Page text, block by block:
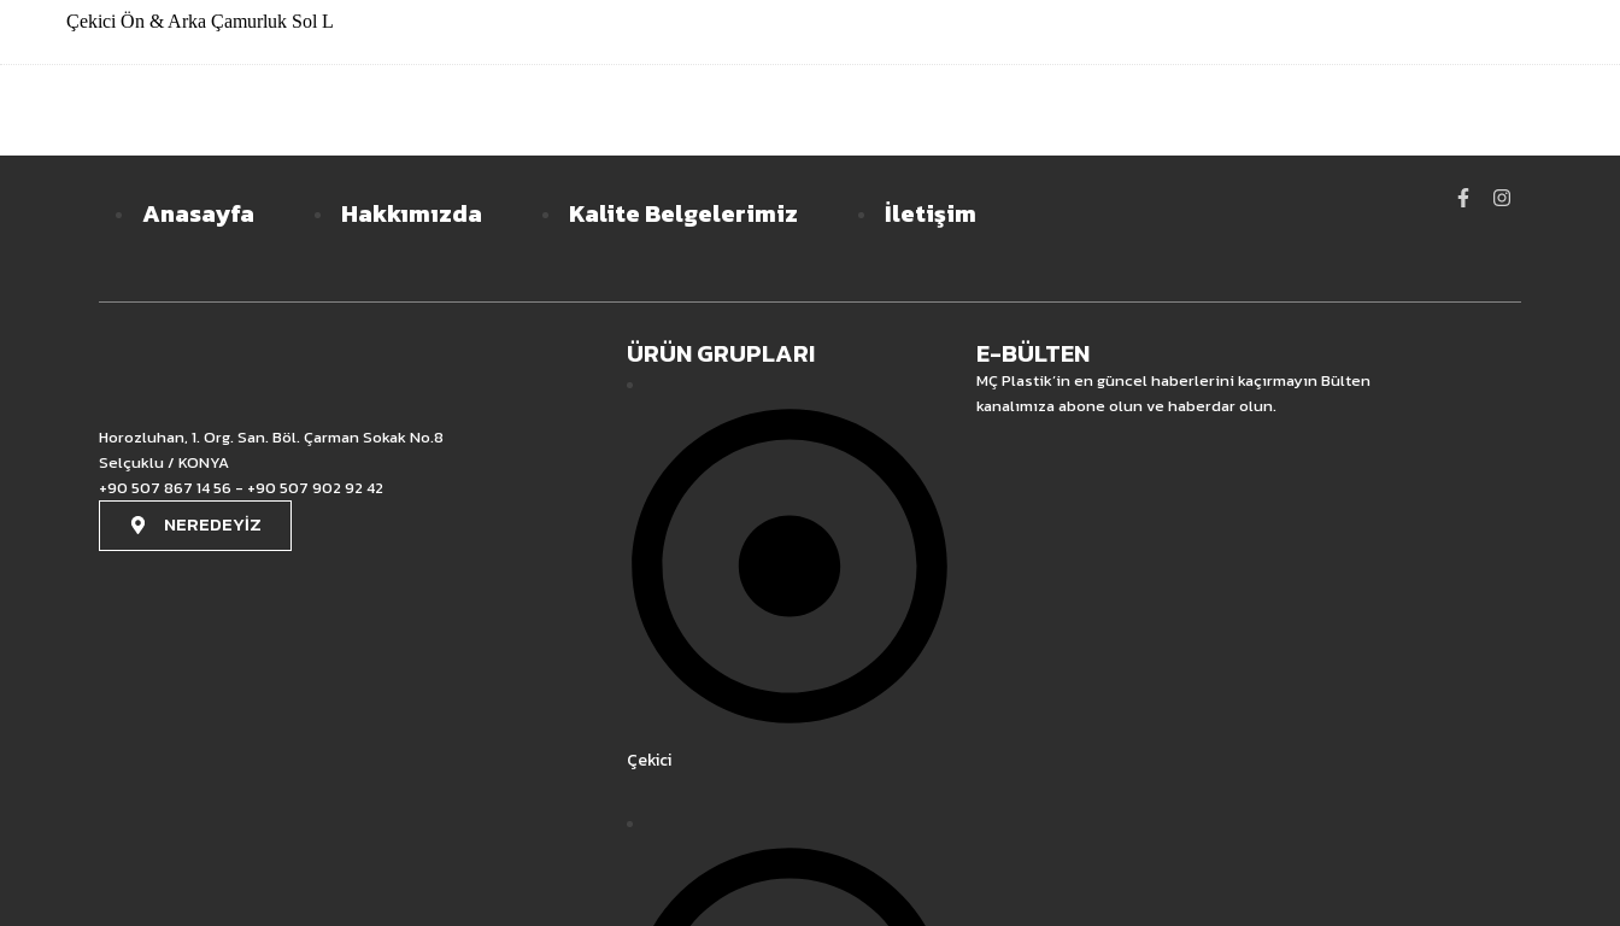
Çekici Ön & Arka Çamurluk Sol L
Anasayfa Hakkımızda Kalite Belgelerimiz İletişim
Horozluhan, 1. Org. San. Böl. Çarman Sokak No.8
Selçuklu / KONYA
+90 507 867 14 56 - +90 507 902 92 42
NEREDEYİZ
ÜRÜN GRUPLARI
Çekici
E-BÜLTEN
MÇ Plastik’in en güncel haberlerini kaçırmayın Bülten
kanalımıza abone olun ve haberdar olun.